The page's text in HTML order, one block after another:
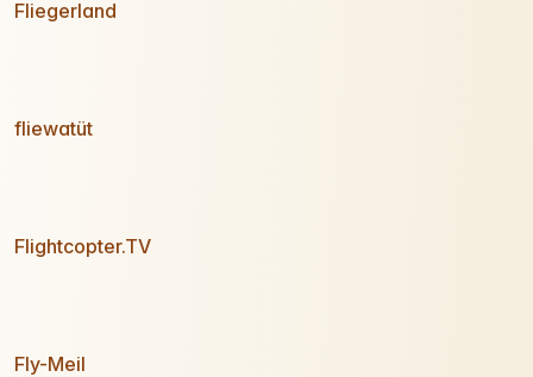
Fliegerland
fliewatüt
Flightcopter.TV
Fly-Meil